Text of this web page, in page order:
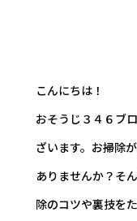
こんにちは！
おそうじ３４６ブ
ざいます。お掃除
ありませんか？そ
除のコツや裏技を